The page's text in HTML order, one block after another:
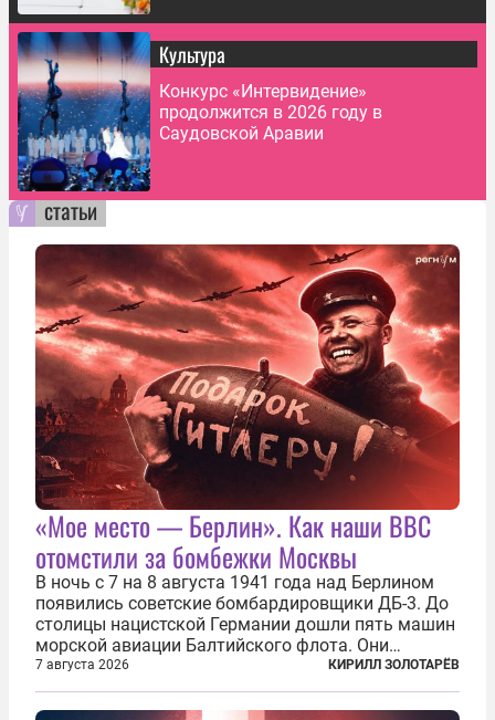
Культура
Конкурс «Интервидение»
продолжится в 2026 году в
Саудовской Аравии
статьи
«Мое место — Берлин». Как наши ВВС
отомстили за бомбежки Москвы
В ночь с 7 на 8 августа 1941 года над Берлином
появились советские бомбардировщики ДБ-3. До
столицы нацистской Германии дошли пять машин
морской авиации Балтийского флота. Они
сбросили бомбы на город, который в тот момент
жил в полной уверенности, что война идет где-то
далеко на востоке, Красная...
7 августа 2026 КИРИЛЛ ЗОЛОТАРЁВ